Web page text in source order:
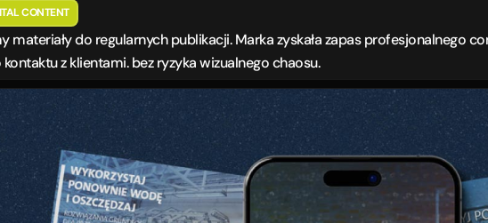
CONTENT
materiały do regularnych publikacji. Marka zyskała zapas profesjonalnego
z klientami. bez ryzyka wizualnego chaosu.